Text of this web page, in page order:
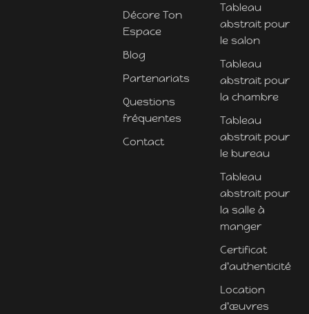
Décore Ton
Espace
Blog
Partenariats
Questions
fréquentes
Contact
Tableau
abstrait pour
le salon
Tableau
abstrait pour
la chambre
Tableau
abstrait pour
le bureau
Tableau
abstrait pour
la salle à
manger
Certificat
d'authenticité
Location
d'œuvres